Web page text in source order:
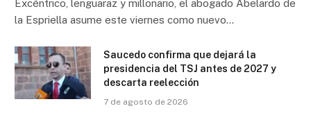
Excéntrico, lenguaraz y millonario, el abogado Abelardo de
la Espriella asume este viernes como nuevo…
Saucedo confirma que dejará la
presidencia del TSJ antes de 2027 y
descarta reelección
7 de agosto de 2026